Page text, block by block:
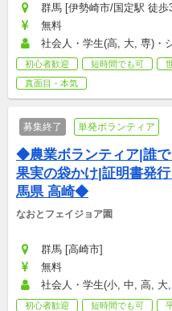
群馬 [伊勢崎市/国定駅 徒
無料
社会人・学生(高, 大, 専)・
初心者歓迎 短時間でも可
真面目・本気
募集終了 単発ボランティア
◆農業ボランティア|誰で
果実の袋かけ|証明書発
馬県 高崎◆
なおとフェイジョア園
群馬 [高崎市]
無料
社会人・学生(小, 中, 高, 大
初心者歓迎 短時間でも可